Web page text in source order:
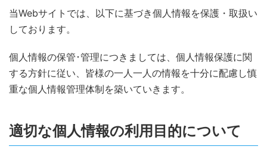
当Webサイトでは、以下に基づき個人情報を保護・取扱い
しております。
個人情報の保管･管理につきましては、個人情報保護に関
する方針に従い、皆様の一人一人の情報を十分に配慮し慎
重な個人情報管理体制を築いていきます。
適切な個人情報の利用目的について